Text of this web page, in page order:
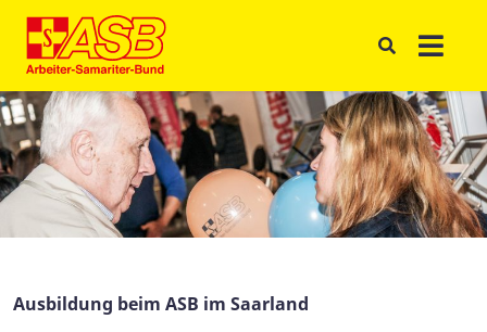
Ausbildung beim ASB im Saarland